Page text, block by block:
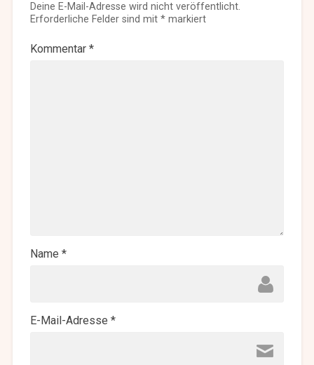
Deine E-Mail-Adresse wird nicht veröffentlicht.
Erforderliche Felder sind mit *markiert
Kommentar *
Name *
E-Mail-Adresse *